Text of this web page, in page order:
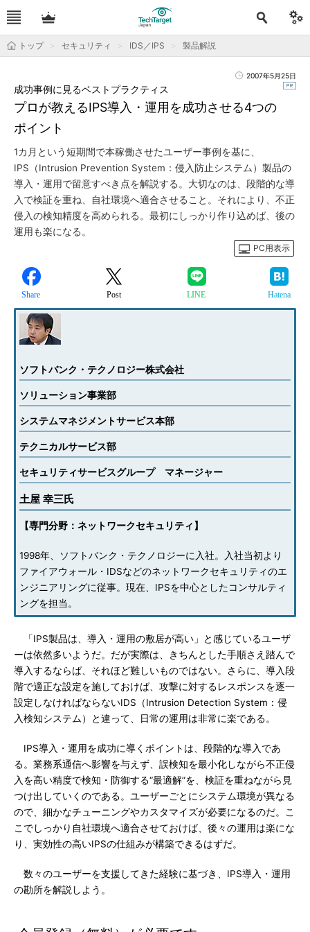
トップ セキュリティ IDS／IPS 製品解説
2007年5月25日
プロが教えるIPS導入・運用を成功させる4つの
ポイント
成功事例に見るベストプラクティス
1カ月という短期間で本稼働させたユーザー事例を基に、
IPS（Intrusion Prevention System：侵入防止システム）製品の
導入・運用で留意すべき点を解説する。大切なのは、段階的な導
入で検証を重ね、自社環境へ適合させること。それにより、不正
侵入の検知精度を高められる。最初にしっかり作り込めば、後の
運用も楽になる。
PC用表示
Share Post LINE Hatena
ソフトバンク・テクノロジー株式会社
ソリューション事業部
システムマネジメントサービス本部
テクニカルサービス部
セキュリティサービスグループ マネージャー
土屋 幸三氏
【専門分野：ネットワークセキュリティ】
1998年、ソフトバンク・テクノロジーに入社。入社当初より
ファイアウォール・IDSなどのネットワークセキュリティのエ
ンジニアリングに従事。現在、IPSを中心としたコンサルティ
ングを担当。
「IPS製品は、導入・運用の敷居が高い」と感じているユーザ
ーは依然多いようだ。だが実際は、きちんとした手順さえ踏んで
導入するならば、それほど難しいものではない。さらに、導入段
階で適正な設定を施しておけば、攻撃に対するレスポンスを逐一
設定しなければならないIDS（Intrusion Detection System：侵
入検知システム）と違って、日常の運用は非常に楽である。
IPS導入・運用を成功に導くポイントは、段階的な導入であ
る。業務系通信へ影響を与えず、誤検知を最小化しながら不正侵
入を高い精度で検知・防御する“最適解”を、検証を重ねながら見
つけ出していくのである。ユーザーごとにシステム環境が異なる
ので、細かなチューニングやカスタマイズが必要になるのだ。こ
こでしっかり自社環境へ適合させておけば、後々の運用は楽にな
り、実効性の高いIPSの仕組みが構築できるはずだ。
数々のユーザーを支援してきた経験に基づき、IPS導入・運用
の勘所を解説しよう。